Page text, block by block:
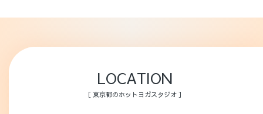
LOCATION
［ 東京都のホットヨガスタジオ ］